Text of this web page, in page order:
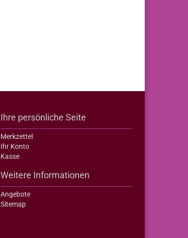
Ihre persönliche Seite
Merkzettel
Ihr Konto
Kasse
Weitere Informationen
Angebote
Sitemap